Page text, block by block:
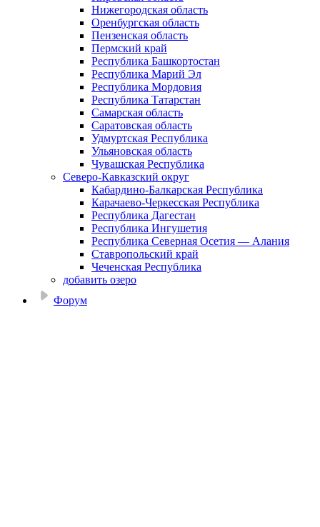
Нижегородская область
Оренбургская область
Пензенская область
Пермский край
Республика Башкортостан
Республика Марий Эл
Республика Мордовия
Республика Татарстан
Самарская область
Саратовская область
Удмуртская Республика
Ульяновская область
Чувашская Республика
Северо-Кавказский округ
Кабардино-Балкарская Республика
Карачаево-Черкесская Республика
Республика Дагестан
Республика Ингушетия
Республика Северная Осетия — Алания
Ставропольский край
Чеченская Республика
добавить озеро
Форум